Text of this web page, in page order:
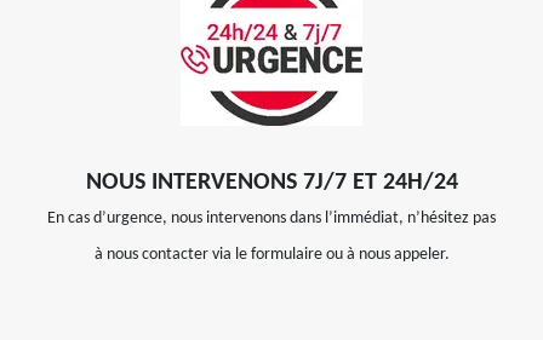
NOUS INTERVENONS 7J/7 ET 24H/24
En cas d’urgence, nous intervenons dans l’immédiat, n’hésitez pas
à nous contacter via le formulaire ou à nous appeler.